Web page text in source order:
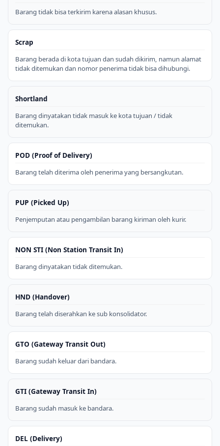
Barang tidak bisa terkirim karena alasan khusus.
Scrap
Barang berada di kota tujuan dan sudah dikirim, namun alamat
tidak ditemukan dan nomor penerima tidak bisa dihubungi.
Shortland
Barang dinyatakan tidak masuk ke kota tujuan / tidak
ditemukan.
POD (Proof of Delivery)
Barang telah diterima oleh penerima yang bersangkutan.
PUP (Picked Up)
Penjemputan atau pengambilan barang kiriman oleh kurir.
NON STI (Non Station Transit In)
Barang dinyatakan tidak ditemukan.
HND (Handover)
Barang telah diserahkan ke sub konsolidator.
GTO (Gateway Transit Out)
Barang sudah keluar dari bandara.
GTI (Gateway Transit In)
Barang sudah masuk ke bandara.
DEL (Delivery)